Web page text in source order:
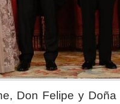
Don Felipe y Doña